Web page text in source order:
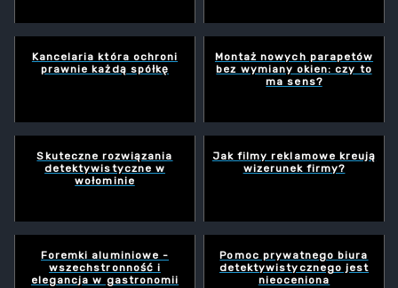
Kancelaria która ochroni
prawnie każdą spółkę
Montaż nowych parapetów
bez wymiany okien: czy to
ma sens?
Skuteczne rozwiązania
detektywistyczne w
wołominie
Jak filmy reklamowe kreują
wizerunek firmy?
Foremki aluminiowe -
wszechstronność i
elegancja w gastronomii
Pomoc prywatnego biura
detektywistycznego jest
nieoceniona